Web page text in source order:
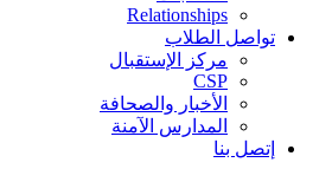
Relationships
تواصل الطلاب
مركز الإستقبال
CSP
الأخبار والصحافة
المدارس الآمنة
إتصل بنا